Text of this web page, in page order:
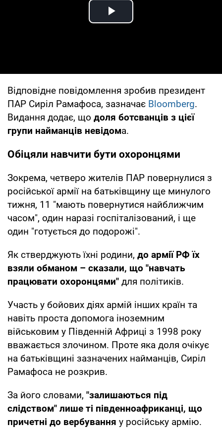
Play Video
Відповідне повідомлення зробив президент
ПАР Сиріл Рамафоса, зазначає Bloomberg.
Видання додає, що доля ботсванців з цієї
групи найманців невідома.
Обіцяли навчити бути охоронцями
Зокрема, четверо жителів ПАР повернулися з
російської армії на батьківщину ще минулого
тижня, 11 "мають повернутися найближчим
часом", один наразі госпіталізований, і ще
один "готується до подорожі".
Як стверджують їхні родини, до армії РФ їх
взяли обманом – сказали, що "навчать
працювати охоронцями" для політиків.
Участь у бойових діях армій інших країн та
навіть проста допомога іноземним
військовим у Південній Африці з 1998 року
вважається злочином. Проте яка доля очікує
на батьківщині зазначених найманців, Сиріл
Рамафоса не розкрив.
За його словами, "залишаються під
слідством" лише ті південноафриканці, що
причетні до вербування у російську армію.